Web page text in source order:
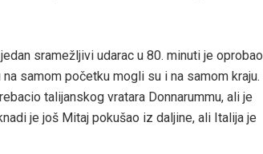
sramežljivi udarac u 80. minuti je oprobao
samom početku mogli su i na samom kraju.
talijanskog vratara Donnarummu, ali je
je još Mitaj pokušao iz daljine, ali Italija je